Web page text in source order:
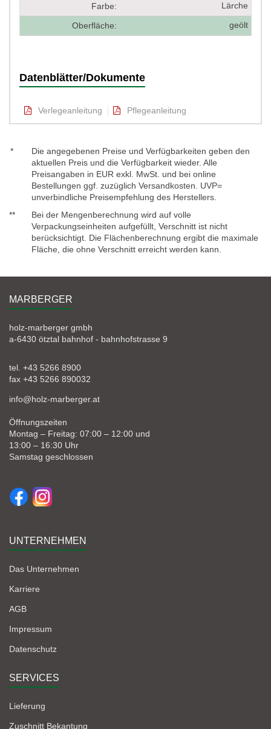
Farbe: Lärche
Oberfläche: geölt
Datenblätter/Dokumente
Verlegeanleitung Pflegeanleitung
*
Die angegebenen Preise und Verfügbarkeiten geben den
aktuellen Preis und die Verfügbarkeit wieder. Alle
Preisangaben in EUR exkl. MwSt. und bei online
Bestellungen ggf. zuzüglich Versandkosten. UVP=
unverbindliche Preisempfehlung des Herstellers.
**
Bei der Mengenberechnung wird auf volle
Verpackungseinheiten aufgefüllt, Verschnitt ist nicht
berücksichtigt. Die Flächenberechnung ergibt die maximale
Fläche, die ohne Verschnitt erreicht werden kann.
MARBERGER
holz-marberger gmbh
a-6430 ötztal bahnhof - bahnhofstrasse 9
tel. +43 5266 8900
fax +43 5266 890032
info@holz-marberger.at
Öffnungszeiten
Montag – Freitag: 07:00 – 12:00 und
13:00 – 16:30 Uhr
Samstag geschlossen
UNTERNEHMEN
Das Unternehmen
Karriere
AGB
Impressum
Datenschutz
SERVICES
Lieferung
Zuschnitt Bekantung